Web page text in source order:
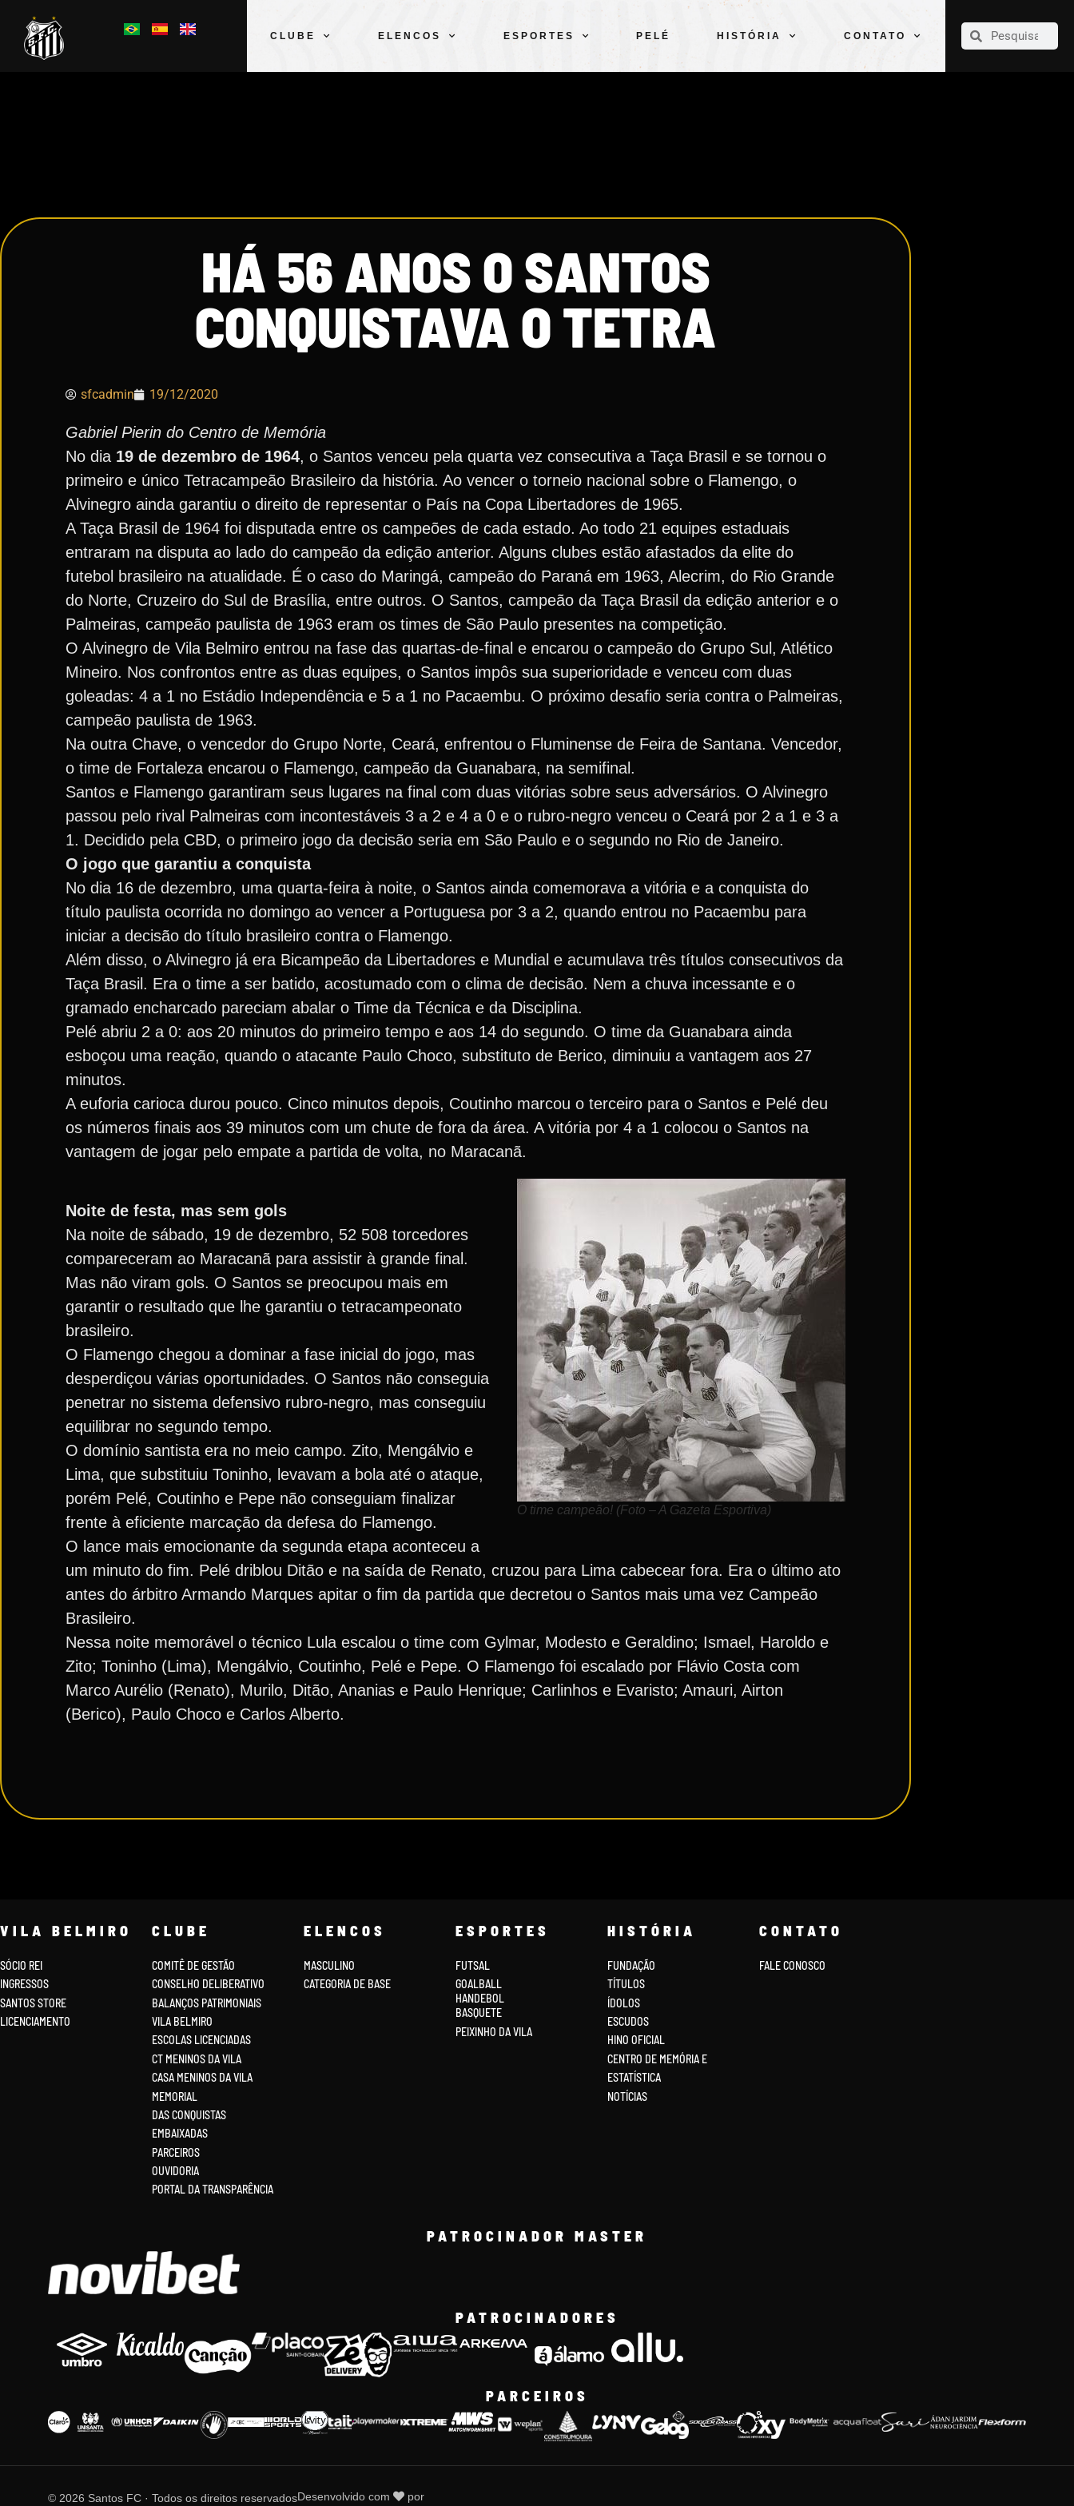
CLUBE ELENCOS ESPORTES PELÉ HISTÓRIA CONTATO
CLUBE
HÁ 56 ANOS O SANTOS
CONQUISTAVA O TETRA
sfcadmin 19/12/2020
Gabriel Pierin do Centro de Memória
No dia 19 de dezembro de 1964, o Santos venceu pela quarta vez consecutiva a Taça Brasil e se tornou o
primeiro e único Tetracampeão Brasileiro da história. Ao vencer o torneio nacional sobre o Flamengo, o
Alvinegro ainda garantiu o direito de representar o País na Copa Libertadores de 1965.
A Taça Brasil de 1964 foi disputada entre os campeões de cada estado. Ao todo 21 equipes estaduais
entraram na disputa ao lado do campeão da edição anterior. Alguns clubes estão afastados da elite do
futebol brasileiro na atualidade. É o caso do Maringá, campeão do Paraná em 1963, Alecrim, do Rio Grande
do Norte, Cruzeiro do Sul de Brasília, entre outros. O Santos, campeão da Taça Brasil da edição anterior e o
Palmeiras, campeão paulista de 1963 eram os times de São Paulo presentes na competição.
O Alvinegro de Vila Belmiro entrou na fase das quartas-de-final e encarou o campeão do Grupo Sul, Atlético
Mineiro. Nos confrontos entre as duas equipes, o Santos impôs sua superioridade e venceu com duas
goleadas: 4 a 1 no Estádio Independência e 5 a 1 no Pacaembu. O próximo desafio seria contra o Palmeiras,
campeão paulista de 1963.
Na outra Chave, o vencedor do Grupo Norte, Ceará, enfrentou o Fluminense de Feira de Santana. Vencedor,
o time de Fortaleza encarou o Flamengo, campeão da Guanabara, na semifinal.
Santos e Flamengo garantiram seus lugares na final com duas vitórias sobre seus adversários. O Alvinegro
passou pelo rival Palmeiras com incontestáveis 3 a 2 e 4 a 0 e o rubro-negro venceu o Ceará por 2 a 1 e 3 a
1. Decidido pela CBD, o primeiro jogo da decisão seria em São Paulo e o segundo no Rio de Janeiro.
O jogo que garantiu a conquista
No dia 16 de dezembro, uma quarta-feira à noite, o Santos ainda comemorava a vitória e a conquista do
título paulista ocorrida no domingo ao vencer a Portuguesa por 3 a 2, quando entrou no Pacaembu para
iniciar a decisão do título brasileiro contra o Flamengo.
Além disso, o Alvinegro já era Bicampeão da Libertadores e Mundial e acumulava três títulos consecutivos da
Taça Brasil. Era o time a ser batido, acostumado com o clima de decisão. Nem a chuva incessante e o
gramado encharcado pareciam abalar o Time da Técnica e da Disciplina.
Pelé abriu 2 a 0: aos 20 minutos do primeiro tempo e aos 14 do segundo. O time da Guanabara ainda
esboçou uma reação, quando o atacante Paulo Choco, substituto de Berico, diminuiu a vantagem aos 27
minutos.
A euforia carioca durou pouco. Cinco minutos depois, Coutinho marcou o terceiro para o Santos e Pelé deu
os números finais aos 39 minutos com um chute de fora da área. A vitória por 4 a 1 colocou o Santos na
vantagem de jogar pelo empate a partida de volta, no Maracanã.
O time campeão! (Foto – A Gazeta Esportiva)
Noite de festa, mas sem gols
Na noite de sábado, 19 de dezembro, 52 508 torcedores
compareceram ao Maracanã para assistir à grande final.
Mas não viram gols. O Santos se preocupou mais em
garantir o resultado que lhe garantiu o tetracampeonato
brasileiro.
O Flamengo chegou a dominar a fase inicial do jogo, mas
desperdiçou várias oportunidades. O Santos não conseguia
penetrar no sistema defensivo rubro-negro, mas conseguiu
equilibrar no segundo tempo.
O domínio santista era no meio campo. Zito, Mengálvio e
Lima, que substituiu Toninho, levavam a bola até o ataque,
porém Pelé, Coutinho e Pepe não conseguiam finalizar
frente à eficiente marcação da defesa do Flamengo.
O lance mais emocionante da segunda etapa aconteceu a
um minuto do fim. Pelé driblou Ditão e na saída de Renato, cruzou para Lima cabecear fora. Era o último ato
antes do árbitro Armando Marques apitar o fim da partida que decretou o Santos mais uma vez Campeão
Brasileiro.
Nessa noite memorável o técnico Lula escalou o time com Gylmar, Modesto e Geraldino; Ismael, Haroldo e
Zito; Toninho (Lima), Mengálvio, Coutinho, Pelé e Pepe. O Flamengo foi escalado por Flávio Costa com
Marco Aurélio (Renato), Murilo, Ditão, Ananias e Paulo Henrique; Carlinhos e Evaristo; Amauri, Airton
(Berico), Paulo Choco e Carlos Alberto.
VILA BELMIRO
SÓCIO REI
INGRESSOS
SANTOS STORE
LICENCIAMENTO
CLUBE
COMITÊ DE GESTÃO
CONSELHO DELIBERATIVO
BALANÇOS PATRIMONIAIS
VILA BELMIRO
ESCOLAS LICENCIADAS
CT MENINOS DA VILA
CASA MENINOS DA VILA
MEMORIAL
DAS CONQUISTAS
EMBAIXADAS
PARCEIROS
OUVIDORIA
PORTAL DA TRANSPARÊNCIA
ELENCOS
MASCULINO
CATEGORIA DE BASE
ESPORTES
FUTSAL
GOALBALL
HANDEBOL
BASQUETE
PEIXINHO DA VILA
HISTÓRIA
FUNDAÇÃO
TÍTULOS
ÍDOLOS
ESCUDOS
HINO OFICIAL
CENTRO DE MEMÓRIA E
ESTATÍSTICA
NOTÍCIAS
CONTATO
FALE CONOSCO
PATROCINADOR MASTER
PATROCINADORES
PARCEIROS
© 2026 Santos FC · Todos os direitos reservadosDesenvolvido com por